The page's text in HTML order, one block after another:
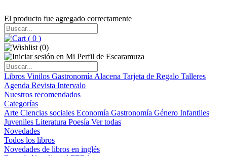
El producto fue agregado correctamente
( 0 )
(0)
Libros Vinilos Gastronomía Alacena Tarjeta de Regalo Talleres
Agenda Revista Intervalo
Nuestros recomendados
Categorías
Arte Ciencias sociales Economía Gastronomía Género Infantiles
Juveniles Literatura Poesía Ver todas
Novedades
Todos los libros
Novedades de libros en inglés